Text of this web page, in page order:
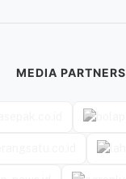
MEDIA PARTNERS